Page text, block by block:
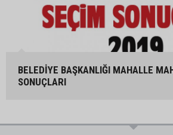
BELEDİYE BAŞKANLIĞI MAHALLE
SONUÇLARI